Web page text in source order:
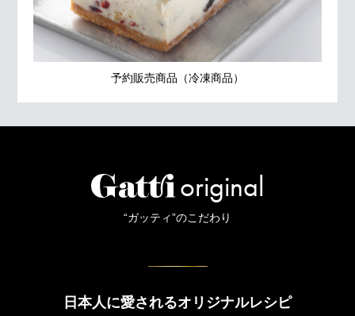
予約販売商品（冷凍商品）
original
“ガッティ”のこだわり
日本人に愛されるオリジナルレシピ